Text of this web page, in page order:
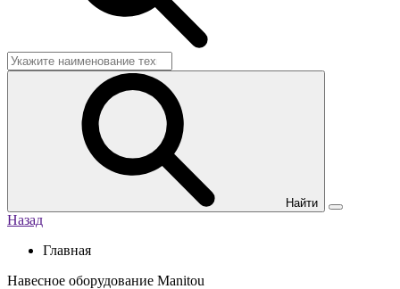
Найти
Назад
Главная
Навесное оборудование Manitou